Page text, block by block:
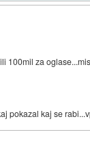
100mil za
pokazal kaj se